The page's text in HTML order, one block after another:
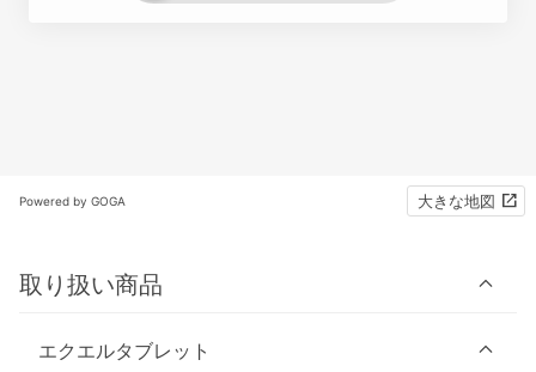
Powered by GOGA 大きな地図
取り扱い商品
エクエルタブレット